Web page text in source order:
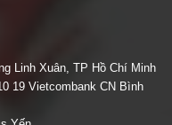
Linh Xuân, TP Hồ Chí Minh
19 Vietcombank CN Bình